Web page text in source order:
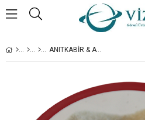
ANITKABIR & ATATÜRK